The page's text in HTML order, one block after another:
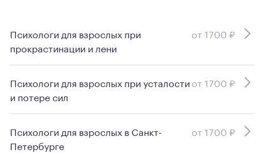
Психологи для взрослых при
прокрастинации и лени
от 1700 ₽
Психологи для взрослых при усталости
и потере сил
от 1700 ₽
Психологи для взрослых в Санкт-
Петербурге
от 1700 ₽